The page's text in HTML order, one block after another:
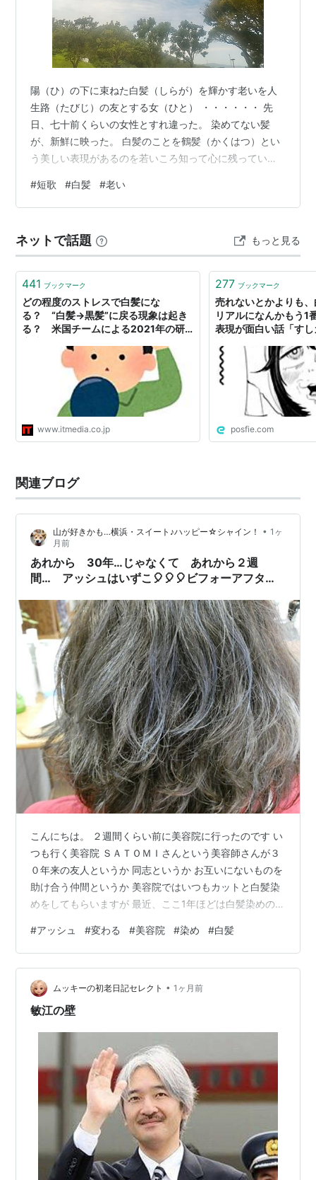
陽（ひ）の下に束ねた白髪（しらが）を輝かす老いを人
生路（たびじ）の友とする女（ひと） ・・・・・・ 先
日、七十前くらいの女性とすれ違った。 染めてない髪
が、新鮮に映った。 白髪のことを鶴髪（かくはつ）とい
う美しい表現があるのを若いころ知って心に残っていた
#短歌 #白髪 #老い
ネットで話題 もっと見る
441 ブックマーク
どの程度のストレスで白髪にな
る？ “白髪→黒髪”に戻る現象は起き
る？ 米国チームによる2021年の研
www.itmedia.co.jp
277 ブックマーク
売れないとかよりも
リアルになんかもう1
表現が面白い話「す
posfie.com
関連ブログ
山が好きかも…横浜・スイート♪ハッピー☆シャイン！ • 1ヶ
月前
あれから 30年…じゃなくて あれから２週
間… アッシュはいずこ🎈🎈🎈ビフォーアフタ
こんにちは。 ２週間くらい前に美容院に行ったのです い
つも行く美容院 ＳＡＴＯＭＩさんという美容師さんが３
０年来の友人というか 同志というか お互いにないものを
助け合う仲間というか 美容院ではいつもカットと白髪染
めをしてもらいますが 最近、ここ1年ほどは白髪染めの後
回は 🧑🏻‍🦰「【アッシュ（灰色っぽいくすんだ感じ）】
にするわよ～ ブルー入れるけど すぐにとれちゃて色が変
わるから💓」 そうなんだ…色が変わるのね… と 染めても
らってから2週間 こんな感じになりました ビフォー で、
先ほど撮影したのが … … あああ、黄色い感じになってる
#アッシュ #変わる #美容院 #染め #白髪
ムッキーの初老日記セレクト • 1ヶ月前
敏江の壁